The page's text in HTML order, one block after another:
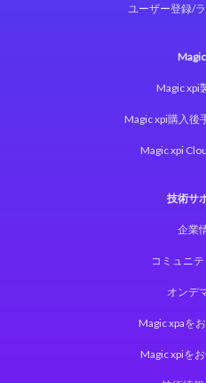
ユーザー登録/
Magic xpi
Magic xpi購入後
Magic xpi
技術サ
企業
コミュニ
オンデ
Magic xpaを
Magic xpiを